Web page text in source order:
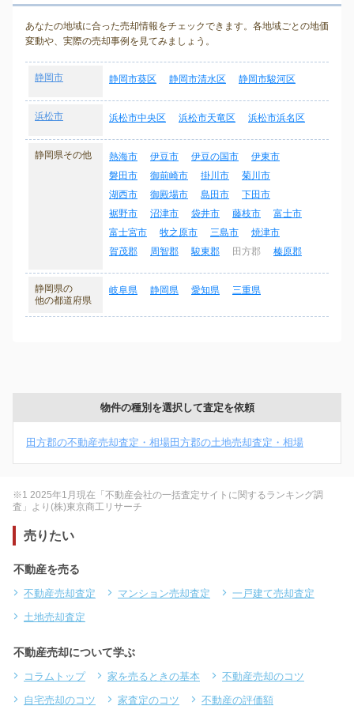
あなたの地域に合った売却情報をチェックできます。各地域ごとの地価
変動や、実際の売却事例を見てみましょう。
静岡市 静岡市葵区 静岡市清水区 静岡市駿河区
浜松市 浜松市中央区 浜松市天竜区 浜松市浜名区
静岡県その他 熱海市 伊豆市 伊豆の国市
伊東市
磐田市
御前崎市 掛川市
菊川市
湖西市
御殿場市 島田市
下田市
裾野市
沼津市 袋井市 藤枝市
富士市
富士宮市
牧之原市 三島市
焼津市
賀茂郡
周智郡 駿東郡 田方郡 榛原郡
静岡県の
他の都道府県
岐阜県 静岡県 愛知県 三重県
物件の種別を選択して査定を依頼
田方郡の不動産売却査定・相場田方郡の土地売却査定・相場
※1 2025年1月現在「不動産会社の一括査定サイトに関するランキング調
査」より(株)東京商工リサーチ
売りたい
不動産を売る
不動産売却査定 マンション売却査定
一戸建て売却査定
土地売却査定
不動産売却について学ぶ
コラムトップ 家を売るときの基本
不動産売却のコツ
自宅売却のコツ
家査定のコツ
不動産の評価額